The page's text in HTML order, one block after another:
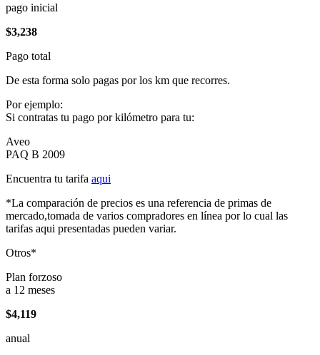
pago inicial
$3,238
Pago total
De esta forma solo pagas por los km que recorres.
Por ejemplo:
Si contratas tu pago por kilómetro para tu:
Aveo
PAQ B 2009
Encuentra tu tarifa aqui
*La comparación de precios es una referencia de primas de
mercado,tomada de varios compradores en línea por lo cual las
tarifas aqui presentadas pueden variar.
Otros*
Plan forzoso
a 12 meses
$4,119
anual